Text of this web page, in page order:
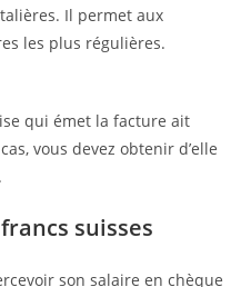
Il permet aux
les plus régulières.
qui émet la facture ait
vous devez obtenir d’elle
suisses
son salaire en chèque